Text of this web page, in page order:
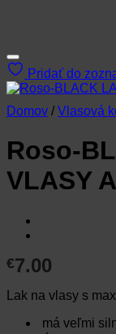
Pridať do
Domov / Vlasová
Roso-
VLASY
€7.00
Lak na vlasy s
má veľmi